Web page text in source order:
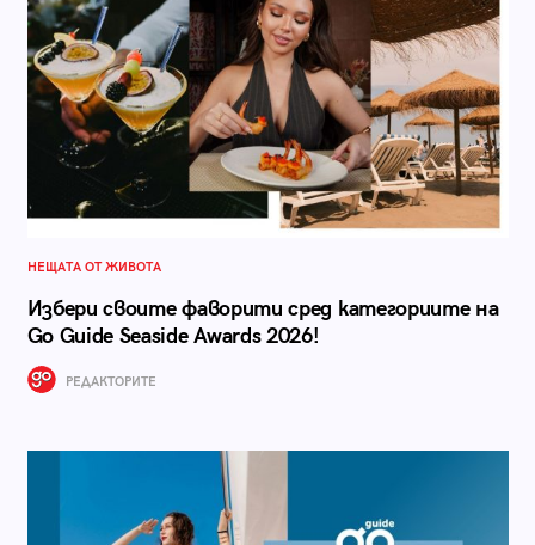
НЕЩАТА ОТ ЖИВОТА
Избери своите фаворити сред категориите на
Go Guide Seaside Awards 2026!
РЕДАКТОРИТЕ